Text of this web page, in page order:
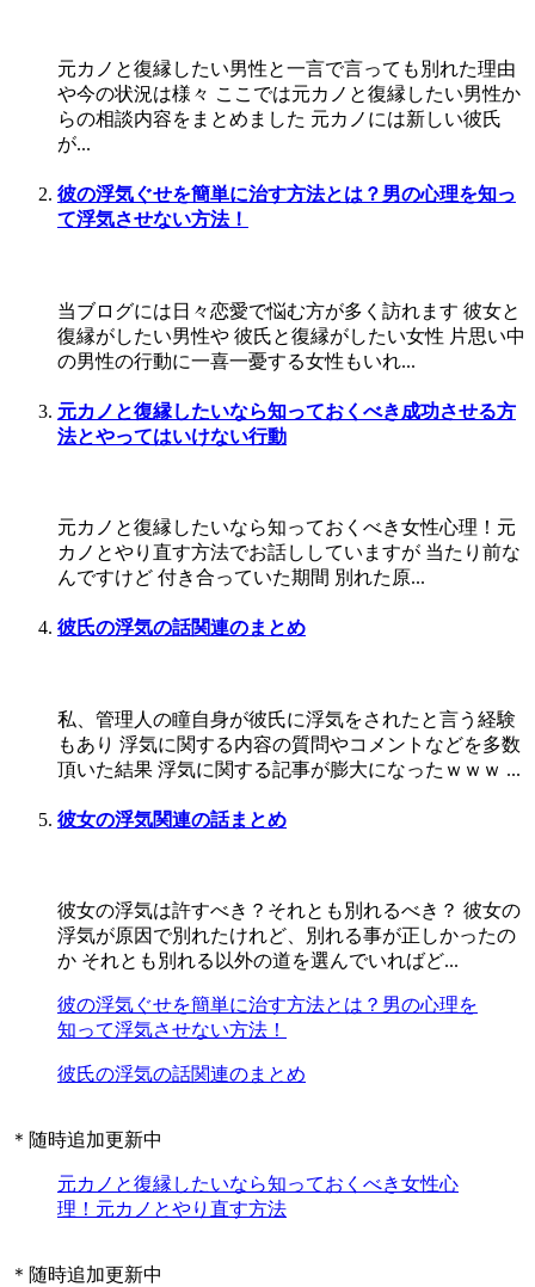
元カノと復縁したい男性と一言で言っても別れた理由
や今の状況は様々 ここでは元カノと復縁したい男性か
らの相談内容をまとめました 元カノには新しい彼氏
が...
彼の浮気ぐせを簡単に治す方法とは？男の心理を知っ
て浮気させない方法！
当ブログには日々恋愛で悩む方が多く訪れます 彼女と
復縁がしたい男性や 彼氏と復縁がしたい女性 片思い中
の男性の行動に一喜一憂する女性もいれ...
元カノと復縁したいなら知っておくべき成功させる方
法とやってはいけない行動
元カノと復縁したいなら知っておくべき女性心理！元
カノとやり直す方法でお話ししていますが 当たり前な
んですけど 付き合っていた期間 別れた原...
彼氏の浮気の話関連のまとめ
私、管理人の瞳自身が彼氏に浮気をされたと言う経験
もあり 浮気に関する内容の質問やコメントなどを多数
頂いた結果 浮気に関する記事が膨大になったｗｗｗ ...
彼女の浮気関連の話まとめ
彼女の浮気は許すべき？それとも別れるべき？ 彼女の
浮気が原因で別れたけれど、別れる事が正しかったの
か それとも別れる以外の道を選んでいればど...
彼の浮気ぐせを簡単に治す方法とは？男の心理を
知って浮気させない方法！
彼氏の浮気の話関連のまとめ
＊随時追加更新中
元カノと復縁したいなら知っておくべき女性心
理！元カノとやり直す方法
＊随時追加更新中